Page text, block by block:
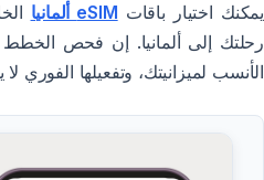
يمكنك اختيار باقات eSIM ألمانيا
الأنسب لميزانيتك، وتفعيلها